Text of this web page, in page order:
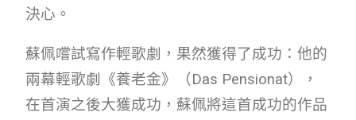
決心。
蘇佩嚐試寫作輕歌劇，果然獲得了成功：他的
兩幕輕歌劇《養老金》（Das Pensionat），
在首演之後大獲成功，蘇佩將這首成功的作品